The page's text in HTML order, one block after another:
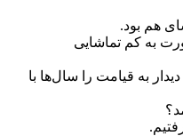
هم بود.
به کم تماشایی
به قیامت را سال‌ها با